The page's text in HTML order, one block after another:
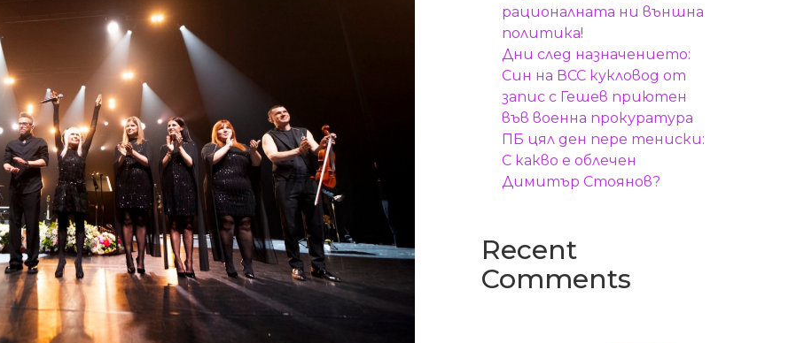
рационалната ни външна
политика!
Дни след назначението:
Син на ВСС кукловод от
запис с Гешев приютен
във военна прокуратура
ПБ цял ден пере тениски:
С какво е облечен
Димитър Стоянов?
Recent
Comments